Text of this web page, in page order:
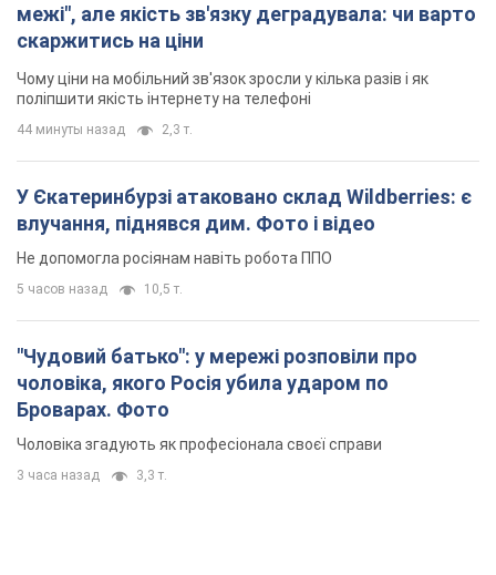
межі", але якість зв'язку деградувала: чи варто
скаржитись на ціни
Чому ціни на мобільний зв'язок зросли у кілька разів і як
поліпшити якість інтернету на телефоні
44 минуты назад 2,3 т.
У Єкатеринбурзі атаковано склад Wildberries: є
влучання, піднявся дим. Фото і відео
Не допомогла росіянам навіть робота ППО
5 часов назад 10,5 т.
"Чудовий батько": у мережі розповіли про
чоловіка, якого Росія убила ударом по
Броварах. Фото
Чоловіка згадують як професіонала своєї справи
3 часа назад 3,3 т.